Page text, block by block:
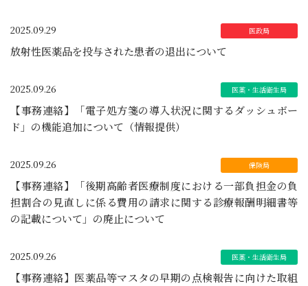
2025.09.29
放射性医薬品を投与された患者の退出について
2025.09.26
【事務連絡】「電子処方箋の導入状況に関するダッシュボー
ド」の機能追加について（情報提供）
2025.09.26
【事務連絡】「後期高齢者医療制度における一部負担金の負
担割合の見直しに係る費用の請求に関する診療報酬明細書等
の記載について」の廃止について
2025.09.26
【事務連絡】医薬品等マスタの早期の点検報告に向けた取組